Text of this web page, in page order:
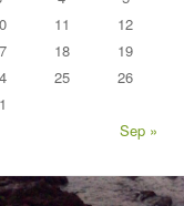
11
12
18
19
25
26
Sep »